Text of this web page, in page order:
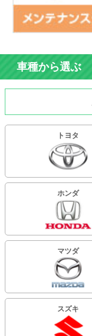
車種から選ぶ
トヨタ
ホンダ
マツダ
スズキ